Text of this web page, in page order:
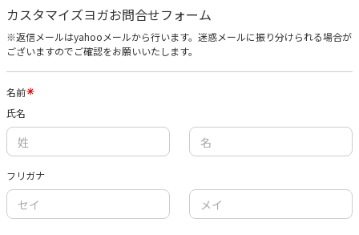
カスタマイズヨガお問合せフォーム
※返信メールはyahooメールから行います。迷惑メールに振り分けられる場合が
ございますのでご確認をお願いいたします。
名前
氏名
フリガナ